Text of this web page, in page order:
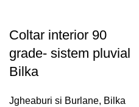
Coltar interior 90
grade- sistem pluvial
Bilka
Jgheaburi si Burlane, Bilka